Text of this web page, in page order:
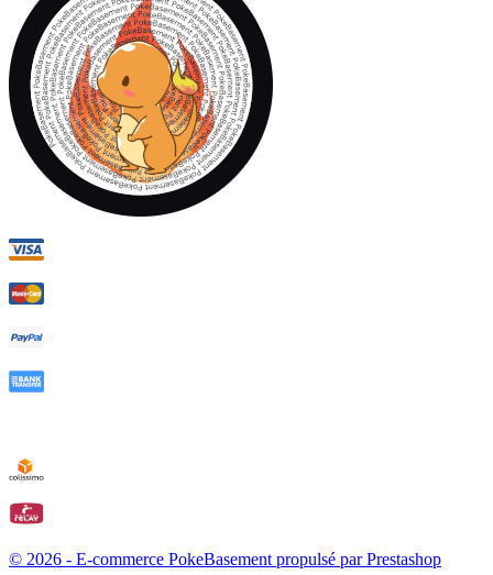
© 2026 - E-commerce PokeBasement propulsé par Prestashop